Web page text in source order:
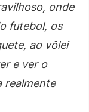
onde
futebol, os
ao vôlei
e ver o
realmente